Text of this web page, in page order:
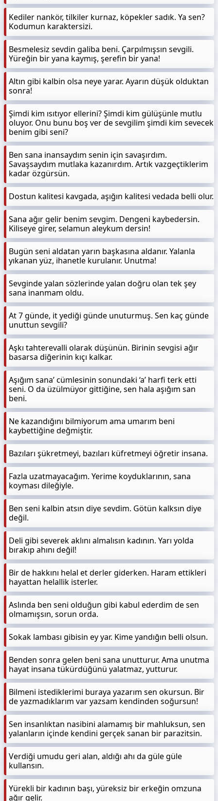
Kediler nankör, tilkiler kurnaz, köpekler sadık. Ya sen?
Kodumun karaktersizi.
Besmelesiz sevdin galiba beni. Çarpılmışsın sevgili.
Yüreğin bir yana kaymış, şerefin bir yana!
Altın gibi kalbin olsa neye yarar. Ayarın düşük olduktan
sonra!
Şimdi kim ısıtıyor ellerini? Şimdi kim gülüşünle mutlu
oluyor. Onu bunu boş ver de sevgilim şimdi kim sevecek
benim gibi seni?
Ben sana inansaydım senin için savaşırdım.
Savaşsaydım mutlaka kazanırdım. Artık vazgeçtiklerim
kadar özgürsün.
Dostun kalitesi kavgada, aşığın kalitesi vedada belli olur.
Sana ağır gelir benim sevgim. Dengeni kaybedersin.
Kiliseye girer, selamun aleykum dersin!
Bugün seni aldatan yarın başkasına aldanır. Yalanla
yıkanan yüz, ihanetle kurulanır. Unutma!
Sevginde yalan sözlerinde yalan doğru olan tek şey
sana inanmam oldu.
At 7 günde, it yediği günde unuturmuş. Sen kaç günde
unuttun sevgili?
Aşkı tahterevalli olarak düşünün. Birinin sevgisi ağır
basarsa diğerinin kıçı kalkar.
Aşığım sana’ cümlesinin sonundaki ‘a’ harfi terk etti
seni. O da üzülmüyor gittiğine, sen hala aşığım san
beni.
Ne kazandığını bilmiyorum ama umarım beni
kaybettiğine değmiştir.
Bazıları şükretmeyi, bazıları küfretmeyi öğretir insana.
Fazla uzatmayacağım. Yerime koyduklarının, sana
koyması dileğiyle.
Ben seni kalbin atsın diye sevdim. Götün kalksın diye
değil.
Deli gibi severek aklını almalısın kadının. Yarı yolda
bırakıp ahını değil!
Bir de hakkını helal et derler giderken. Haram ettikleri
hayattan helallik isterler.
Aslında ben seni olduğun gibi kabul ederdim de sen
olmamışsın, sorun orda.
Sokak lambası gibisin ey yar. Kime yandığın belli olsun.
Benden sonra gelen beni sana unutturur. Ama unutma
hayat insana tükürdüğünü yalatmaz, yutturur.
Bilmeni istediklerimi buraya yazarım sen okursun. Bir
de yazmadıklarım var yazsam kendinden soğursun!
Sen insanlıktan nasibini alamamış bir mahluksun, sen
yalanların içinde kendini gerçek sanan bir parazitsin.
Verdiği umudu geri alan, aldığı ahı da güle güle
kullansın.
Yürekli bir kadının başı, yüreksiz bir erkeğin omzuna
ağır gelir.